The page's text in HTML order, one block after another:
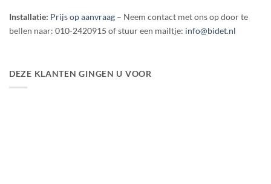
Installatie: Prijs op aanvraag – Neem contact met ons op door te
bellen naar: 010-2420915 of stuur een mailtje: info@bidet.nl
DEZE KLANTEN GINGEN U VOOR